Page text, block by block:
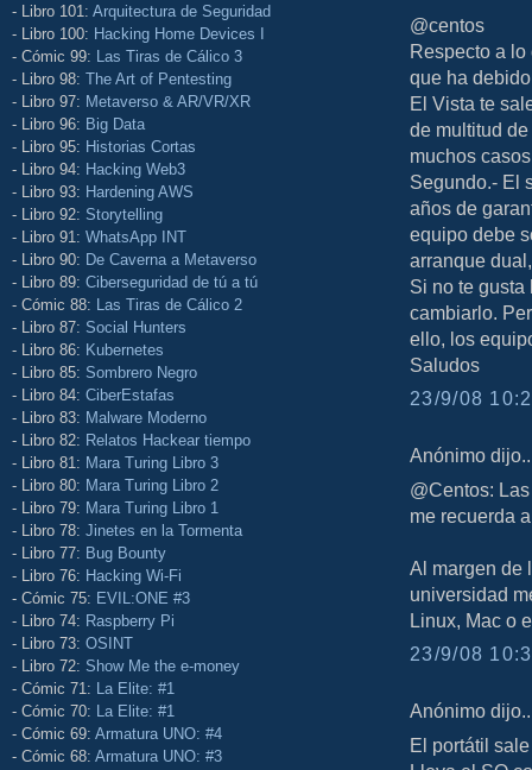
- Libro 101: Arquitectura de Seguridad
- Libro 100: Hacking Home Devices I
- Cómic 99: Las Tiras de Cálico 3
- Libro 98: The Art of Pentesting
- Libro 97: Metaverso & AR/VR/XR
- Libro 96: Big Data
- Libro 95: Historias Cortas
- Libro 94: Hacking Web3
- Libro 93: Hardening AWS
- Libro 92: Storytelling
- Libro 91: WhatsApp INT
- Libro 90: De Caverna a Metaverso
- Libro 89: Ciberseguridad de tú a tú
- Cómic 88: Las Tiras de Cálico 2
- Libro 87: Social Hunters
- Libro 86: Kubernetes
- Libro 85: Sombrero Negro
- Libro 84: CiberEstafas
- Libro 83: Malware Moderno
- Libro 82: Relatos Hackear tiempo
- Libro 81: Mara Turing Libro 3
- Libro 80: Mara Turing Libro 2
- Libro 79: Mara Turing Libro 1
- Libro 78: Jinetes en la Tormenta
- Libro 77: Bug Bounty
- Libro 76: Hacking Wi-Fi
- Cómic 75: EVIL:ONE #3
- Libro 74: Raspberry Pi
- Libro 73: OSINT
- Libro 72: Show Me the e-money
- Cómic 71: La Elite: #1
- Cómic 70: La Elite: #1
- Cómic 69: Armatura UNO: #4
- Cómic 68: Armatura UNO: #3
@centos
Respecto a
que ha
El Vista te
de multitud
muchos
Segundo.- El
años de
equipo debe
arranque
Si no te gusta
cambiarlo.
ello, los
Saludos
23/9/08
Anónimo
@Centos:
me recuerda
Al margen de
universidad
Linux, Mac o
23/9/08
Anónimo
El portátil